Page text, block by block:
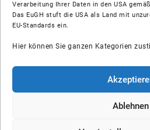
Verarbeitung Ihrer Daten in den USA
Das EuGH stuft die USA als Land mit
EU-Standards ein.
Hier können Sie ganzen Kategorien
Ablehnen
Über uns
Soziale Medien